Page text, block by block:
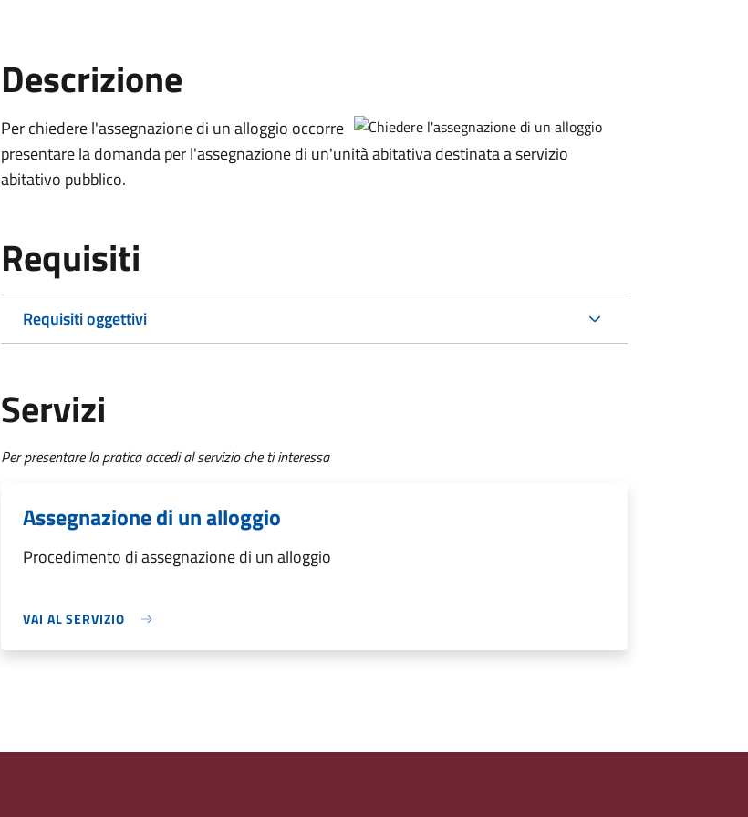
Descrizione
Per chiedere l'assegnazione di un alloggio occorre
presentare la domanda per l'assegnazione di un'unità abitativa destinata a servizio
abitativo pubblico.
Requisiti
Requisiti oggettivi
Servizi
Per presentare la pratica accedi al servizio che ti interessa
Assegnazione di un alloggio
Procedimento di assegnazione di un alloggio
VAI AL SERVIZIO